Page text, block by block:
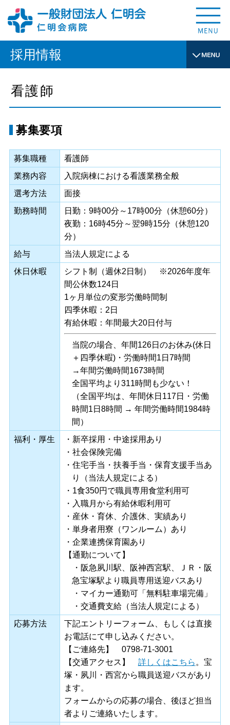
看護師
募集要項
募集職種
看護師
業務内容
入院病棟における看護業務全般
選考方法
面接
勤務時間
日勤：9時00分～17時00分（休憩60分）
夜勤：16時45分～翌9時15分（休憩120
分）
給与
当法人規定による
休日休暇
シフト制（週休2日制） ※2026年度年
間公休数124日
1ヶ月単位の変形労働時間制
四季休暇：2日
有給休暇：年間最大20日付与
当院の場合、年間126日のお休み(休日
＋四季休暇)・労働時間1日7時間
→年間労働時間1673時間
全国平均より311時間も少ない！
（全国平均は、年間休日117日・労働
時間1日8時間 → 年間労働時間1984時
間）
福利・厚生
・新卒採用・中途採用あり
・社会保険完備
・住宅手当・扶養手当・保育支援手当あ
り（当法人規定による）
・1食350円で職員専用食堂利用可
・入職月から有給休暇利用可
・産休・育休、介護休、実績あり
・単身者用寮（ワンルーム）あり
・企業連携保育園あり
【通勤について】
・阪急夙川駅、阪神西宮駅、ＪＲ・阪
急宝塚駅より職員専用送迎バスあり
・マイカー通勤可「無料駐車場完備」
・交通費支給（当法人規定による）
応募方法
下記エントリーフォーム、もしくは直接
お電話にて申し込みください。
【ご連絡先】 0798-71-3001
【交通アクセス】 詳しくはこちら。宝
塚・夙川・西宮から職員送迎バスがあり
ます。
フォームからの応募の場合、後ほど担当
者よりご連絡いたします。
採用情報